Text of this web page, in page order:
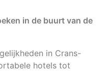
in de buurt van de
in Crans-
hotels tot